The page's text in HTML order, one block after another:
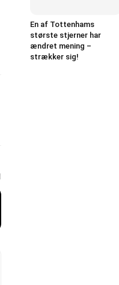
En af Tottenhams
største stjerner har
ændret mening –
strækker sig!